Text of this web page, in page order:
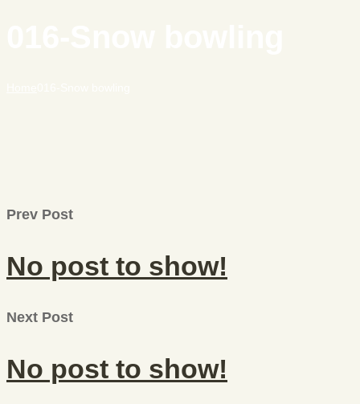
Prev Post
No post to show!
Next Post
No post to show!